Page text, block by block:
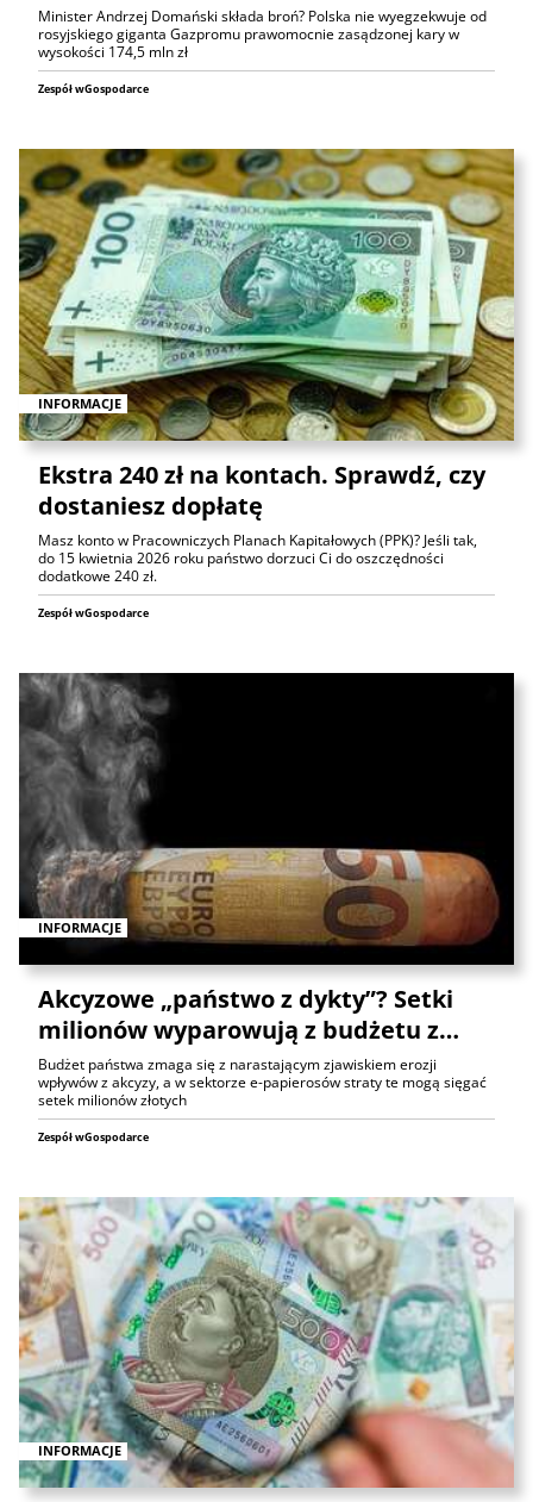
Minister Andrzej Domański składa broń? Polska nie wyegzekwuje od
rosyjskiego giganta Gazpromu prawomocnie zasądzonej kary w
wysokości 174,5 mln zł
Zespół wGospodarce
INFORMACJE
Ekstra 240 zł na kontach. Sprawdź, czy
dostaniesz dopłatę
Masz konto w Pracowniczych Planach Kapitałowych (PPK)? Jeśli tak,
do 15 kwietnia 2026 roku państwo dorzuci Ci do oszczędności
dodatkowe 240 zł.
Zespół wGospodarce
INFORMACJE
Akcyzowe „państwo z dykty”? Setki
milionów wyparowują z budżetu z…
Budżet państwa zmaga się z narastającym zjawiskiem erozji
wpływów z akcyzy, a w sektorze e-papierosów straty te mogą sięgać
setek milionów złotych
Zespół wGospodarce
INFORMACJE